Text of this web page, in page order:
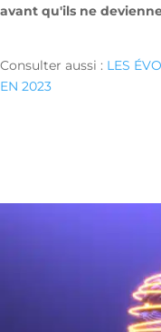
avant qu'ils ne
Consulter aussi : LES
EN 2023